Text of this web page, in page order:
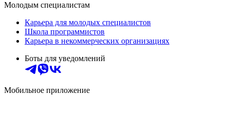
Молодым специалистам
Карьера для молодых специалистов
Школа программистов
Карьера в некоммерческих организациях
Боты для уведомлений
Мобильное приложение